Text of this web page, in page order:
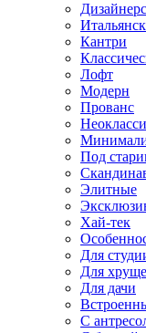
Кантри
Лофт
Модерн
Прованс
Под
Элитные
Хай-тек
Для
Для
Для дачи
С